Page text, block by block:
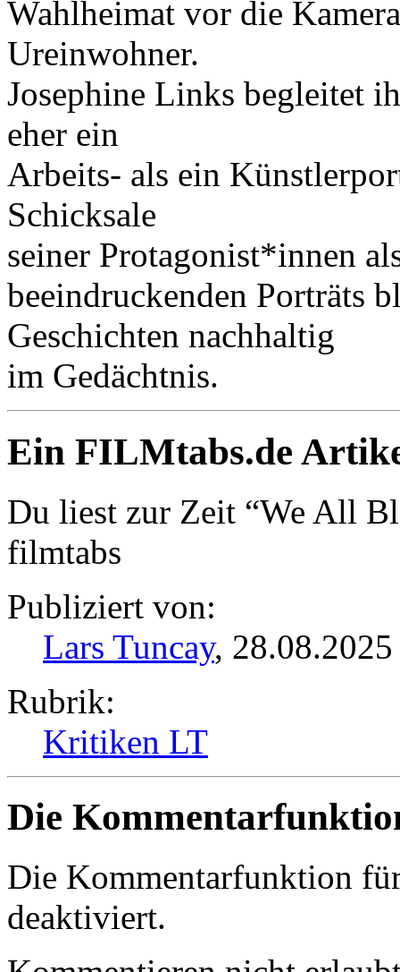
Wahlheimat vor die
Ureinwohner.
Josephine Links begleitet
eher ein
Arbeits- als ein
Schicksale
seiner Protagonist*innen
beeindruckenden Porträts
Geschichten nachhaltig
im Gedächtnis.
Ein FILMtabs.de
Du liest zur Zeit “We All
filmtabs
Publiziert von:
Lars Tuncay,
Rubrik:
Kritiken LT
Die
Die Kommentarfunktion
deaktiviert.